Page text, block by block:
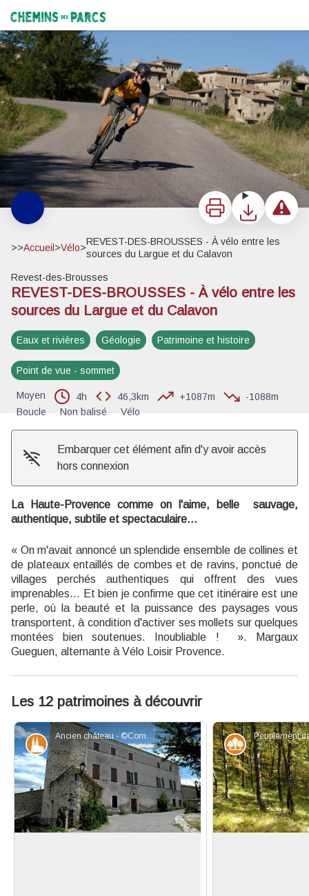
Chemins des Parcs
Voir l'image en plein écran
ImprimerTéléchargerSignaler
>>Accueil>Vélo>
REVEST-DES-BROUSSES - À vélo entre les
sources du Largue et du Calavon
Revest-des-Brousses
REVEST-DES-BROUSSES - À vélo entre les
sources du Largue et du Calavon
Eaux et rivières Géologie Patrimoine et histoire
Point de vue - sommet
Moyen 4h 46,3km +1087m
-1088m
Boucle
Non balisé Vélo
Embarquer cet élément afin d'y avoir accès
hors connexion
La Haute-Provence comme on l'aime, belle sauvage,
authentique, subtile et spectaculaire...
« On m'avait annoncé un splendide ensemble de collines et
de plateaux entaillés de combes et de ravins, ponctué de
villages perchés authentiques qui offrent des vues
imprenables... Et bien je confirme que cet itinéraire est une
perle, où la beauté et la puissance des paysages vous
transportent, à condition d'activer ses mollets sur quelques
montées bien soutenues. Inoubliable ! ». Margaux
Gueguen, alternante à Vélo Loisir Provence.
Les 12 patrimoines à découvrir
Ancien château - ©Commune de Revest-des-Brousses
Patrimoine et histoire Forêt